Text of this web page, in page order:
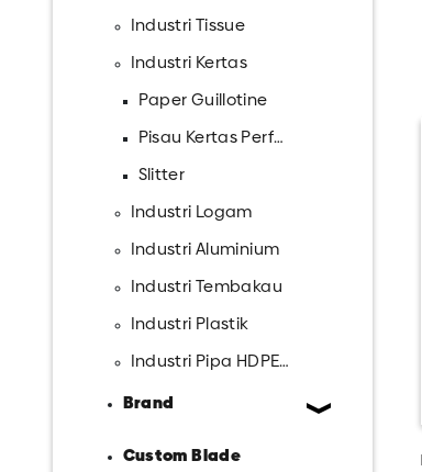
Industri Tissue
Industri Kertas
Paper Guillotine
Pisau Kertas Perforasi
Slitter
Industri Logam
Industri Aluminium
Industri Tembakau
Industri Plastik
Industri Pipa HDPE & PVC
Brand
Custom Blade